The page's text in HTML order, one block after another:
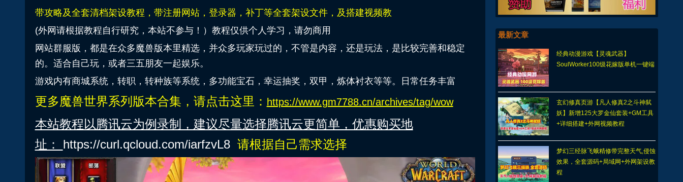
带攻略及全套清档架设教程，带注册网站，登录器，补丁等全套架设文件，及搭建视频教
(外网请根据教程自行研究，本站不参与！）教程仅供个人学习，请勿商用
网站群服版，都是在众多魔兽版本里精选，并众多玩家玩过的，不管是内容，还是玩法，是比较完善和稳定
的。适合自己玩，或者三五朋友一起娱乐。
游戏内有商城系统，转职，转种族等系统，多功能宝石，幸运抽奖，双甲，炼体衬衣等等。日常任务丰富
更多魔兽世界系列版本合集 ，请点击这里： https://www.gm7788.cn/archives/tag/wow
本站教程以腾讯云为例录制，建议尽量选择腾讯云更简单，优惠购买地
址： https://curl.qcloud.com/iarfzvL8 请根据自己需求选择
最新文章
经典动漫游戏【灵魂武器】
SoulWorker100级花嫁版单机一键端
玄幻修真页游【凡人修真2之斗神弑
妖】新增125大罗金仙套装+GM工具
+详细搭建+外网视频教程
梦幻三经脉飞蛾精修带完整天气,侵蚀
效果，全套源码+局域网+外网架设教
程